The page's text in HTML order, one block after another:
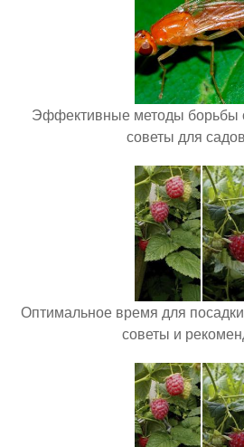
Эффективные методы борьбы
советы для
Оптимальное время для
советы и